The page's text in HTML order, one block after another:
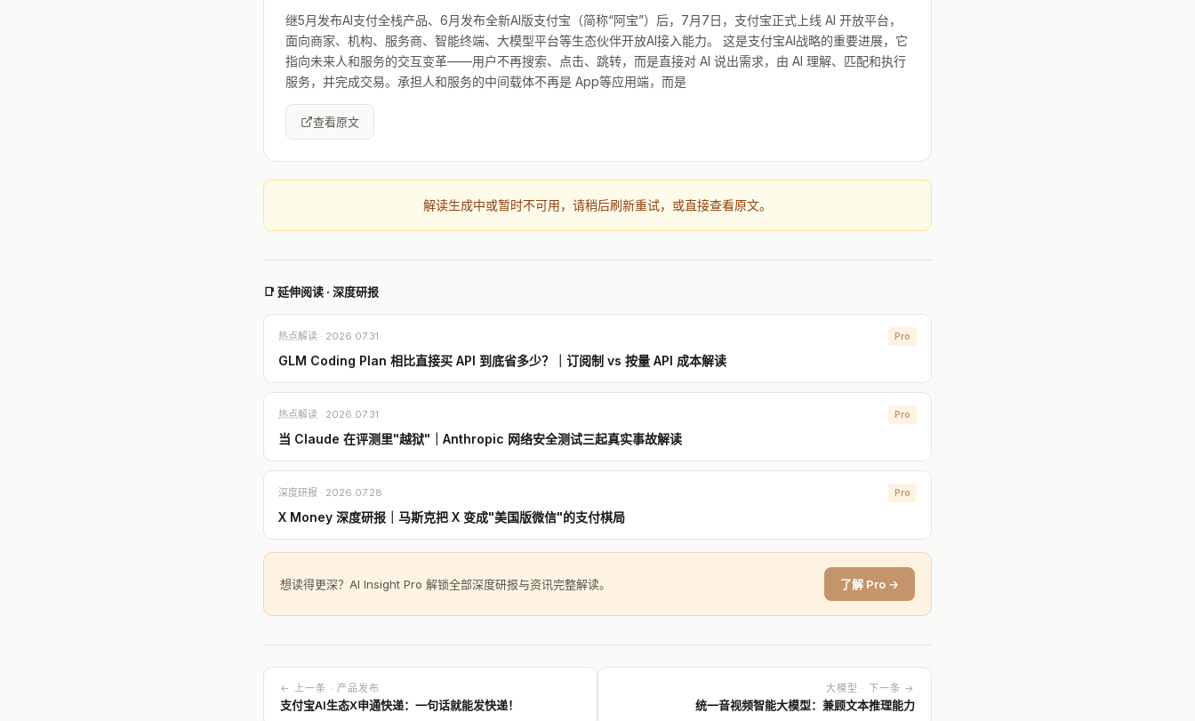
继5月发布AI支付全栈产品、6月发布全新AI版支付宝（简称“阿宝”）后，7月7日，支付宝正式上线 AI 开放平台，
面向商家、机构、服务商、智能终端、大模型平台等生态伙伴开放AI接入能力。 这是支付宝AI战略的重要进展，它
指向未来人和服务的交互变革——用户不再搜索、点击、跳转，而是直接对 AI 说出需求，由 AI 理解、匹配和执行
服务，并完成交易。承担人和服务的中间载体不再是 App等应用端，而是
查看原文
解读生成中或暂时不可用，请稍后刷新重试，或直接查看原文。
📑 延伸阅读 · 深度研报
热点解读 · 2026.07.31 Pro
GLM Coding Plan 相比直接买 API 到底省多少？｜订阅制 vs 按量 API 成本解读
热点解读 · 2026.07.31 Pro
当 Claude 在评测里"越狱"｜Anthropic 网络安全测试三起真实事故解读
深度研报 · 2026.07.28 Pro
X Money 深度研报｜马斯克把 X 变成"美国版微信"的支付棋局
想读得更深？AI Insight Pro 解锁全部深度研报与资讯完整解读。 了解 Pro →
← 上一条 · 产品发布
支付宝AI生态X申通快递：一句话就能发快递！
大模型 · 下一条 →
统一音视频智能大模型：兼顾文本推理能力